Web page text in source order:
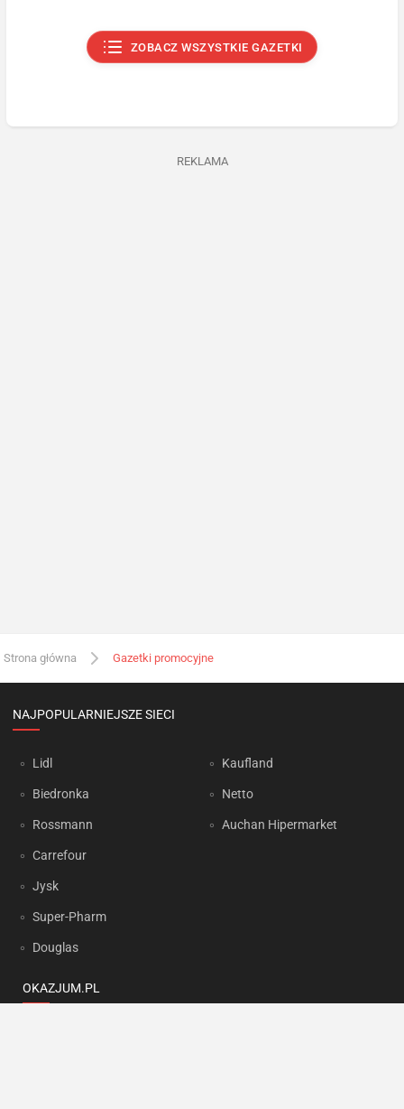
ZOBACZ WSZYSTKIE GAZETKI
REKLAMA
Strona główna Gazetki promocyjne
NAJPOPULARNIEJSZE SIECI
Lidl
Biedronka
Rossmann
Carrefour
Jysk
Super-Pharm
Douglas
Kaufland
Netto
Auchan Hipermarket
OKAZJUM.PL